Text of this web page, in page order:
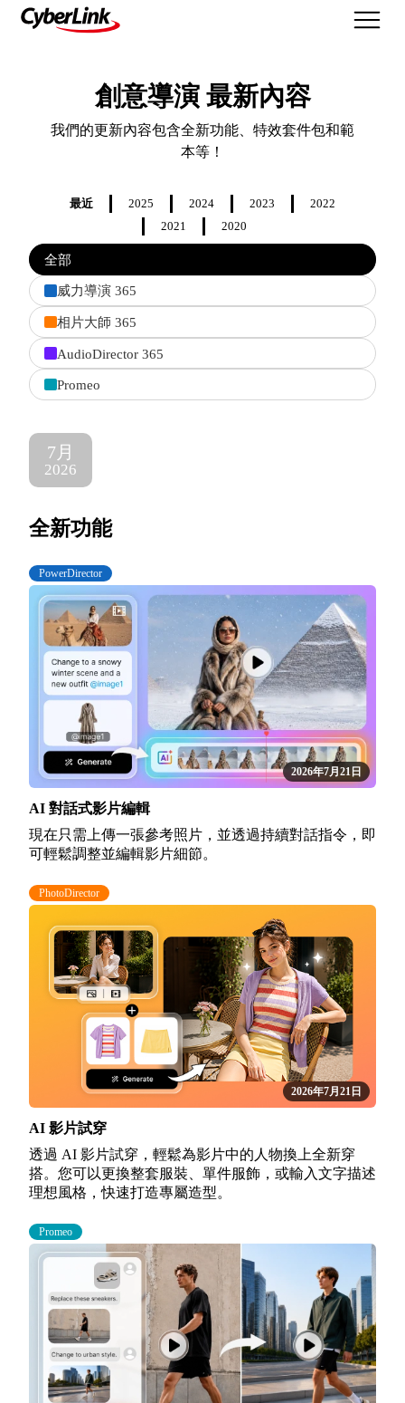
創意導演 最新內容
我們的更新內容包含全新功能、特效套件包和範
本等！
最近 2025 2024 2023
2022
2021
2020
Filter
features
by
product
全部
威力導演 365
相片大師 365
AudioDirector 365
Promeo
7月
2026
全新功能
PowerDirector
2026年7月21日
AI 對話式影片編輯
現在只需上傳一張參考照片，並透過持續對話指令，即
可輕鬆調整並編輯影片細節。
PhotoDirector
2026年7月21日
AI 影片試穿
透過 AI 影片試穿，輕鬆為影片中的人物換上全新穿
搭。您可以更換整套服裝、單件服飾，或輸入文字描述
理想風格，快速打造專屬造型。
Promeo